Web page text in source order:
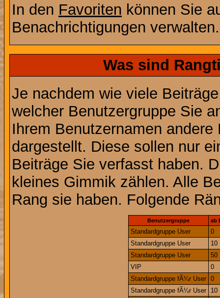
In den Favoriten können Sie
Benachrichtigungen verwalten.
Was sind
Je nachdem wie viele
welcher Benutzergruppe Sie
Ihrem Benutzernamen
dargestellt. Diese sollen nur
Beiträge Sie verfasst haben.
kleines Gimmik zählen. Alle
Rang sie haben. Folgende
Benutzergruppe ab
Standardgruppe User
0
Standardgruppe User
10
Standardgruppe User
50
VIP
0
Standardgruppe fÃ¼r User
0
Standardgruppe fÃ¼r User
10